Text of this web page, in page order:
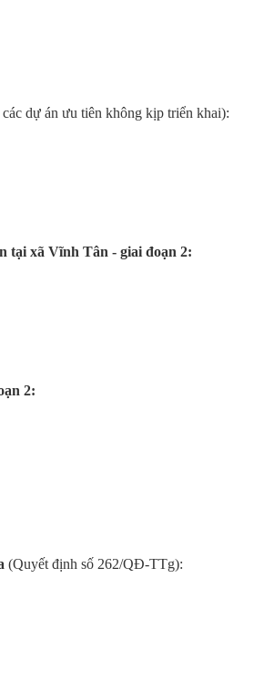
dự án ưu tiên không kịp triển khai):
tại xã Vĩnh Tân - giai đoạn 2:
2:
(Quyết định số 262/QĐ-TTg):